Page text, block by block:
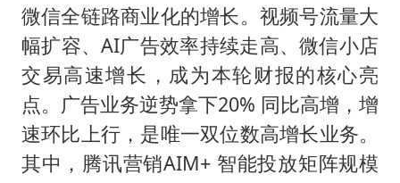
微信全链路商业化的增长。视频号流量大
幅扩容、AI广告效率持续走高、微信小店
交易高速增长，成为本轮财报的核心亮
点。广告业务逆势拿下20% 同比高增，增
速环比上行，是唯一双位数高增长业务。
其中，腾讯营销AIM+ 智能投放矩阵规模